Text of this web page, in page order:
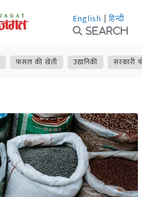
English | हिन्दी
Search
फसल की खेती उद्यानिकी सरकारी